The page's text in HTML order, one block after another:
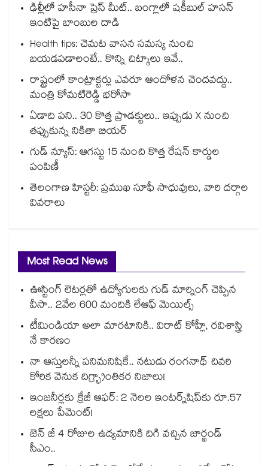
ఢిల్లీలో హసీనా ప్రెస్ మీట్.. బంగ్లాలో షకీబుల్ హసన్
ఇంటిపై బాంబుల దాడి
Health tips: చెమట వాసన సమస్య నుంచి
బయడపడాలంటే.. కొన్ని చిట్కాలు ఇవే..
రాష్ట్రంలో కాంట్రాక్టర్లు ఎవరూ ఆందోళన చెందవద్దు..
మంత్రి కోమటిరెడ్డి భరోసా
ఏడాది పని.. 30 కొత్త ప్రొడక్టులు.. ఇప్పుడు X నుంచి
తప్పుకున్న నికితా బియర్
గుడ్ న్యూస్: ఆగస్టు 15 నుంచి కొత్త రేషన్ కార్డుల
పంపిణీ
తెలంగాణ హిస్టరీ: ప్రముఖ సూఫీ సాధువులు, వారి దర్గాల
వివరాలు
Most Read News
ఊస్టింగ్ లెటర్లతో ఉద్యోగులకు గుడ్ మార్నింగ్ చెప్పిన
వీసా.. 2వేల 600 మందికి లేఆఫ్ మెయిల్స్
టీమిండియా అలా మారటానికి.. విరాట్ కోహ్లీ, రవిశాస్త్రి
నే కారణం
నా ఆస్తులన్నీ పనిమనిషికే.. నటుడు రంగనాథ్ చివరి
కోరిక వెనుక దిగ్భ్రాంతికర నిజాలు!
ఇంజనీర్లకు క్రేజీ ఆఫర్: 2 నెలల ఇంటర్న్‌షిప్‌కు రూ.57
లక్షలు పేమెంట్!
జెన్ జీ 4 రోజుల ఉద్యమానికి దిగి వచ్చిన జార్ఖండ్
సీఎం..